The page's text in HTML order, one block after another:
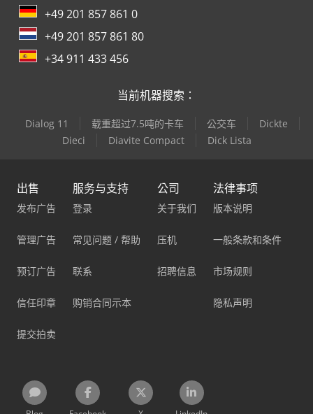
+49 201 857 861 0
+49 201 857 861 80
+34 911 433 456
当前机器搜索：
Dialog 11 载重超过7.5吨的卡车 公交车
Dickte
Dieci
Diavite Compact Dick Lista
出售
发布广告
管理广告
预订广告
信任印章
提交拍卖
服务与支持
登录
常见问题 / 帮助
联系
购销合同示本
公司
关于我们
压机
招聘信息
法律事项
版本说明
一般条款和条件
市场规则
隐私声明